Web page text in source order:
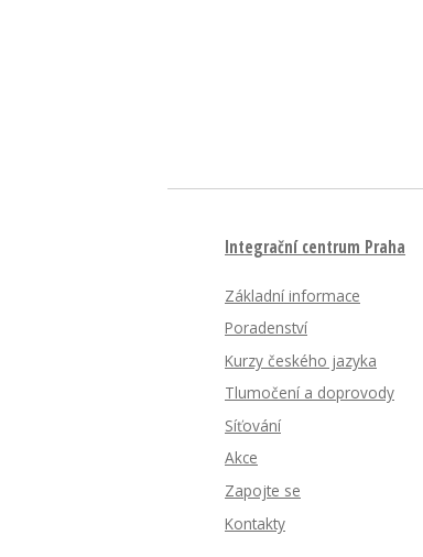
Integrační centrum Praha
Základní informace
Poradenství
Kurzy českého jazyka
Tlumočení a doprovody
Síťování
Akce
Zapojte se
Kontakty